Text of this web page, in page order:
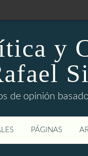
y
de opinión
PÁGINAS